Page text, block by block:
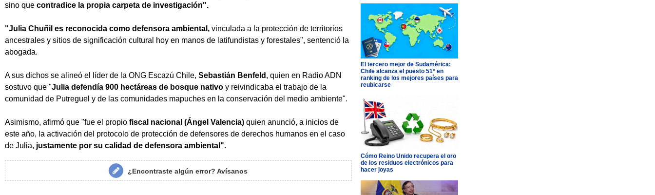
sino que contradice la propia carpeta de investigación".
"Julia Chuñil es reconocida como defensora ambiental, vinculada a la protección de territorios
ancestrales y sitios de significación cultural hoy en manos de latifundistas y forestales", sentenció la
abogada.
A sus dichos se alineó el líder de la ONG Escazú Chile, Sebastián Benfeld , quien en Radio ADN
sostuvo que "Julia defendía 900 hectáreas de bosque nativo y reivindicaba el trabajo de la
comunidad de Putreguel y de las comunidades mapuches en la conservación del medio ambiente".
Asimismo, afirmó que "fue el propio fiscal nacional (Ángel Valencia) quien anunció, a inicios de
este año, la activación del protocolo de protección de defensores de derechos humanos en el caso
de Julia, justamente por su calidad de defensora ambiental".
¿Encontraste algún error?Avísanos
El tercero mejor de Sudamérica:
Chile alcanza el puesto 51° en
ranking de los mejores países para
reubicarse
Cómo Reino Unido recupera el oro
de los residuos electrónicos para
hacer joyas